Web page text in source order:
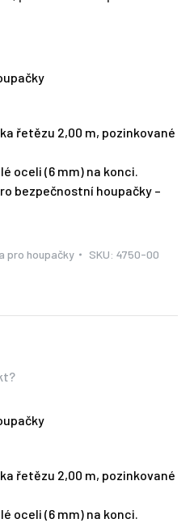
řetězu 2,00 m, pozinkované
oceli (6 mm) na konci.
bezpečnostní houpačky –
pro houpačky SKU: 4750-00
řetězu 2,00 m, pozinkované
oceli (6 mm) na konci.